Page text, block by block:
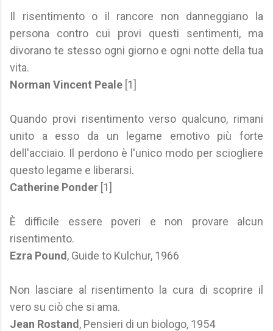
Il risentimento o il rancore non danneggiano la
persona contro cui provi questi sentimenti, ma
divorano te stesso ogni giorno e ogni notte della tua
vita.
Norman Vincent Peale [1]
Quando provi risentimento verso qualcuno, rimani
unito a esso da un legame emotivo più forte
dell'acciaio. Il perdono è l'unico modo per sciogliere
questo legame e liberarsi.
Catherine Ponder [1]
È difficile essere poveri e non provare alcun
risentimento.
Ezra Pound , Guide to Kulchur, 1966
Non lasciare al risentimento la cura di scoprire il
vero su ciò che si ama.
Jean Rostand , Pensieri di un biologo, 1954